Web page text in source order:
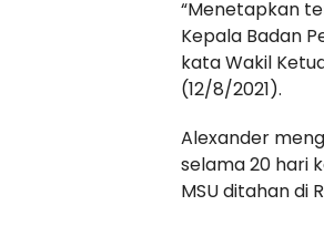
“Menetapkan
Kepala Badan
kata Wakil
(12/8/2021).
Alexander
selama 20 hari
MSU ditahan di